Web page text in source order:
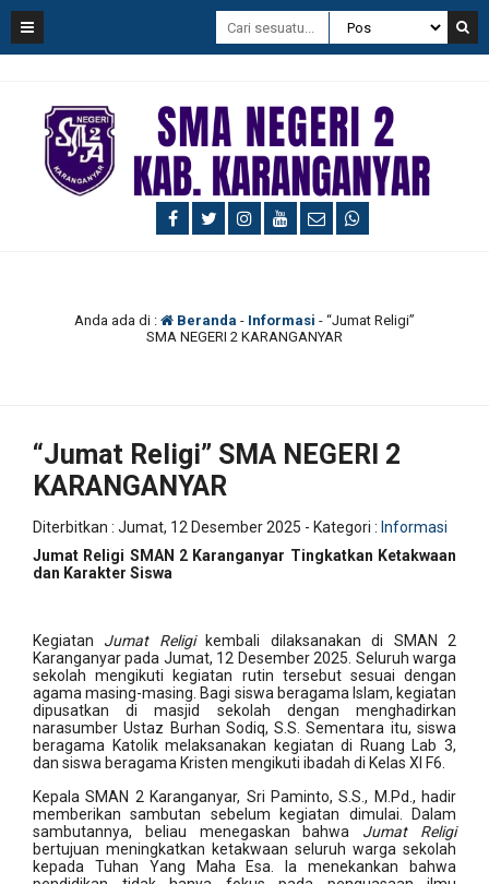
Anda ada di : Beranda - Informasi - “Jumat Religi”
SMA NEGERI 2 KARANGANYAR
“Jumat Religi” SMA NEGERI 2
KARANGANYAR
Diterbitkan : Jumat, 12 Desember 2025 - Kategori : Informasi
Jumat Religi SMAN 2 Karanganyar Tingkatkan Ketakwaan
dan Karakter Siswa
Kegiatan Jumat Religikembali dilaksanakan di SMAN 2
Karanganyar pada Jumat, 12 Desember 2025. Seluruh warga
sekolah mengikuti kegiatan rutin tersebut sesuai dengan
agama masing-masing. Bagi siswa beragama Islam, kegiatan
dipusatkan di masjid sekolah dengan menghadirkan
narasumber Ustaz Burhan Sodiq, S.S. Sementara itu, siswa
beragama Katolik melaksanakan kegiatan di Ruang Lab 3,
dan siswa beragama Kristen mengikuti ibadah di Kelas XI F6.
Kepala SMAN 2 Karanganyar, Sri Paminto, S.S., M.Pd., hadir
memberikan sambutan sebelum kegiatan dimulai. Dalam
sambutannya, beliau menegaskan bahwa Jumat Religi
bertujuan meningkatkan ketakwaan seluruh warga sekolah
kepada Tuhan Yang Maha Esa. Ia menekankan bahwa